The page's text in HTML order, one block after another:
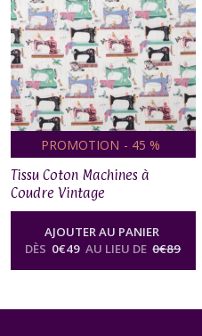
PROMOTION - 45 %
Tissu Coton Machines à
Coudre Vintage
AJOUTER AU PANIER
DÈS 0€49 AU LIEU DE 0€89